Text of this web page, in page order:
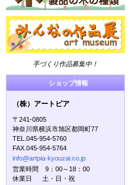
手づくり作品募集中！
ショップ情報
（株）アートピア
〒241-0805
神奈川県横浜市旭区都岡町77
TEL.045-954-5760
FAX.045-954-5764
info@artpia-kyouzai.co.jp
営業時間 9：00～18：00
休業日 土・日・祝